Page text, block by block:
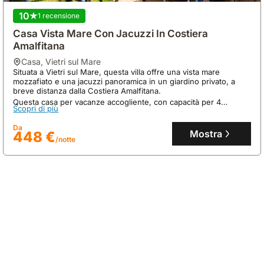
Nessuna recensione
1000 M² Villa Vacanza ∙ 2 Camere Da Letto ∙ 6
Ospiti
A soli 300 metri da Pontecagnano Faiano, questa villa offre vista
panoramica sull'iconica Costiera Amalfitana, rappresentando una
casa per vacanze esclusiva.
10 1 recensione
Casa Vista Mare Con Jacuzzi In Costiera
Amalfitana
casa,Vietri sul Mare
Situata a Vietri sul Mare, questa villa offre una vista mare
mozzafiato e una jacuzzi panoramica in un giardino privato, a
breve distanza dalla Costiera Amalfitana.
Questa casa per vacanze accogliente, con capacità per 4
persone, dispone di 2 camere da letto con letti king-size, una
cucina completamente attrezzata e un centro fitness.
Scopri di più
Da
448 €/notte Mostra